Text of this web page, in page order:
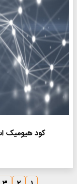
کود هیومیک